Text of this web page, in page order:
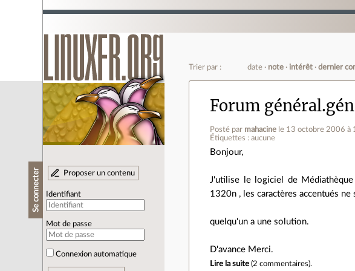
Se connecter Proposer un contenu
Identifiant
Mot de passe
Connexion automatique
Trier par : date note intérêt dernier
Forum
Posté par mahacine le 13 octobre 2006 à
Étiquettes : aucune
Bonjour,
J'utilise le logiciel de
1320n , les caractères accentués
quelqu'un a une solution.
D'avance Merci.
Lire la suite (2 commentaires).